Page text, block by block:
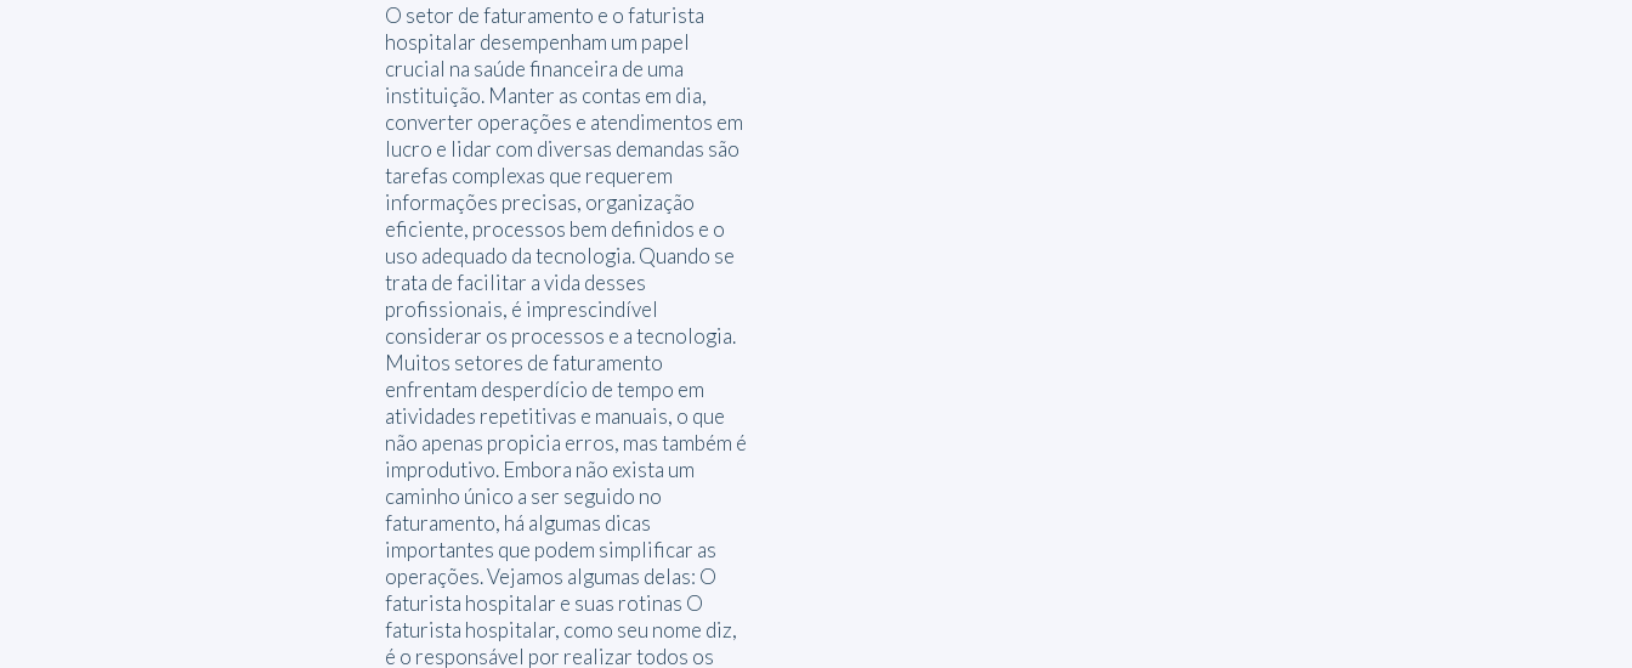
O setor de faturamento e o faturista
hospitalar desempenham um papel
crucial na saúde financeira de uma
instituição. Manter as contas em dia,
converter operações e atendimentos em
lucro e lidar com diversas demandas são
tarefas complexas que requerem
informações precisas, organização
eficiente, processos bem definidos e o
uso adequado da tecnologia. Quando se
trata de facilitar a vida desses
profissionais, é imprescindível
considerar os processos e a tecnologia.
Muitos setores de faturamento
enfrentam desperdício de tempo em
atividades repetitivas e manuais, o que
não apenas propicia erros, mas também é
improdutivo. Embora não exista um
caminho único a ser seguido no
faturamento, há algumas dicas
importantes que podem simplificar as
operações. Vejamos algumas delas: O
faturista hospitalar e suas rotinas O
faturista hospitalar, como seu nome diz,
é o responsável por realizar todos os